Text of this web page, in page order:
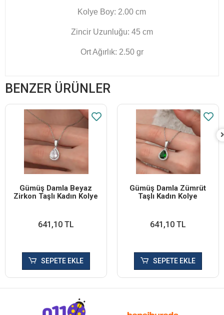
Kolye Boy: 2.00 cm
Zincir Uzunluğu: 45 cm
Ort Ağırlık: 2.50 gr
BENZER ÜRÜNLER
Gümüş Damla Beyaz
Zirkon Taşlı Kadın Kolye
641,10 TL
SEPETE EKLE
Gümüş Damla Zümrüt
Taşlı Kadın Kolye
641,10 TL
SEPETE EKLE